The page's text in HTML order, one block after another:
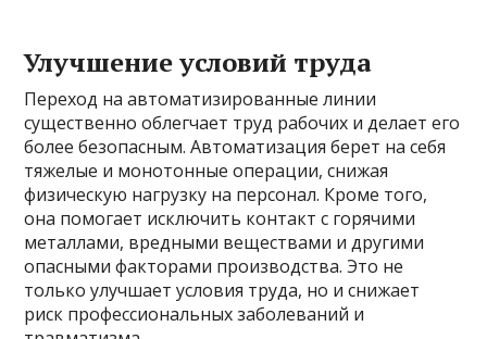
Улучшение условий труда
Переход на автоматизированные линии
существенно облегчает труд рабочих и делает его
более безопасным. Автоматизация берет на себя
тяжелые и монотонные операции, снижая
физическую нагрузку на персонал. Кроме того,
она помогает исключить контакт с горячими
металлами, вредными веществами и другими
опасными факторами производства. Это не
только улучшает условия труда, но и снижает
риск профессиональных заболеваний и